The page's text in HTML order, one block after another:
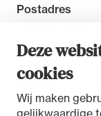
Deze
cookies
Wij maken
gelijkwaardige
Postadres
2500 GW Den